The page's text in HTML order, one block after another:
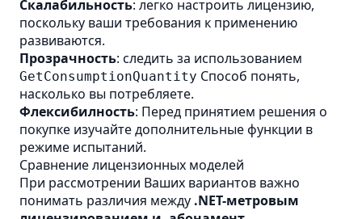
Скалабильность: легко настроить лицензию,
поскольку ваши требования к применению
развиваются.
Прозрачность: следить за использованием
GetConsumptionQuantity Способ понять,
насколько вы потребляете.
Флексибилность: Перед принятием решения о
покупке изучайте дополнительные функции в
режиме испытаний.
Сравнение лицензионных моделей
При рассмотрении Ваших вариантов важно
понимать различия между .NET-метровым